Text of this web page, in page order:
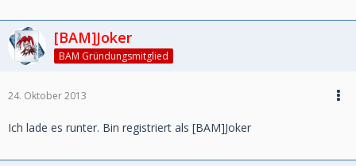
[BAM]Joker
BAM Gründungsmitglied
24. Oktober 2013
Ich lade es runter. Bin registriert als [BAM]Joker